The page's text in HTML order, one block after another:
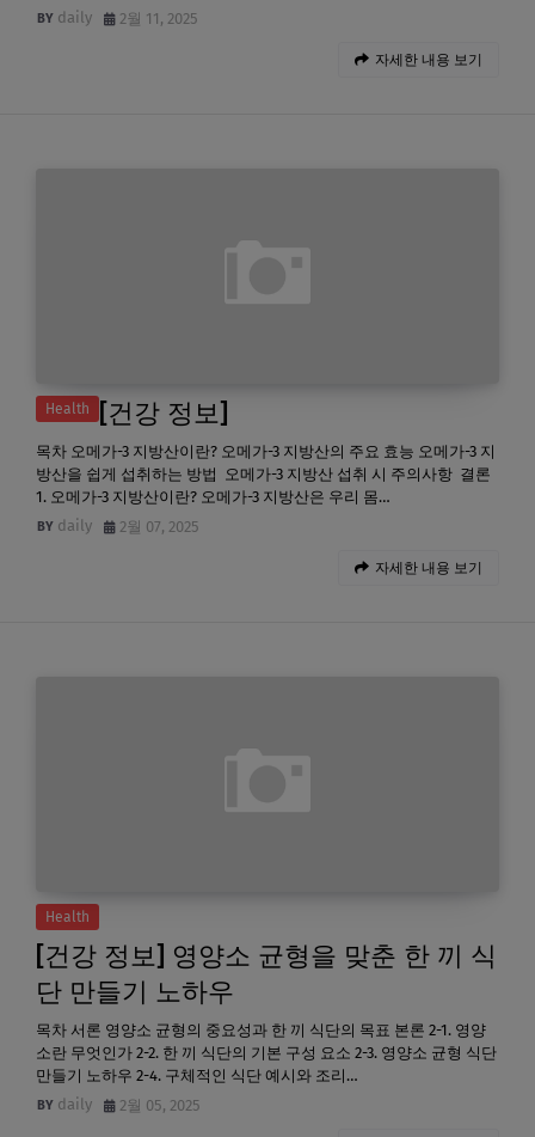
daily 2월 11, 2025
자세한 내용 보기
Health [건강 정보]
목차 오메가-3 지방산이란? 오메가-3 지방산의 주요 효능 오메가-3 지
방산을 쉽게 섭취하는 방법 오메가-3 지방산 섭취 시 주의사항 결론
1. 오메가-3 지방산이란? 오메가-3 지방산은 우리 몸…
daily
2월 07, 2025
자세한 내용 보기
Health
[건강 정보] 영양소 균형을 맞춘 한 끼 식
단 만들기 노하우
목차 서론 영양소 균형의 중요성과 한 끼 식단의 목표 본론 2-1. 영양
소란 무엇인가 2-2. 한 끼 식단의 기본 구성 요소 2-3. 영양소 균형 식단
만들기 노하우 2-4. 구체적인 식단 예시와 조리…
daily
2월 05, 2025